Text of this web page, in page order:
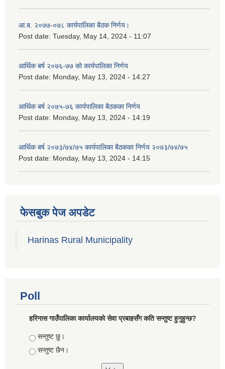
आ.ब. २०७७-०७८ कार्यपालिका बैठक निर्णय।
Post date: Tuesday, May 14, 2024 - 11:07
आर्थिक बर्ष २०७६-७७ को कार्यपालिका निर्णय
Post date: Monday, May 13, 2024 - 14:27
आर्थिक बर्ष २०७५-७६ कार्यपालिका बैठकका निर्णय
Post date: Monday, May 13, 2024 - 14:19
आर्थिक बर्ष २०७३/७४/७५ कार्यपालिका बैठकका निर्णय २०७३/७४/७५
Post date: Monday, May 13, 2024 - 14:15
फेसबुक पेज अपडेट
Harinas Rural Municipality
Poll
हरिनास गाउँपालिका कार्यालयको सेवा प्रबाहसँग कति सन्तुष्ट हुनुहुन्छ?
Choices
सन्तुष्ट छु।
सन्तुष्ट छैन।